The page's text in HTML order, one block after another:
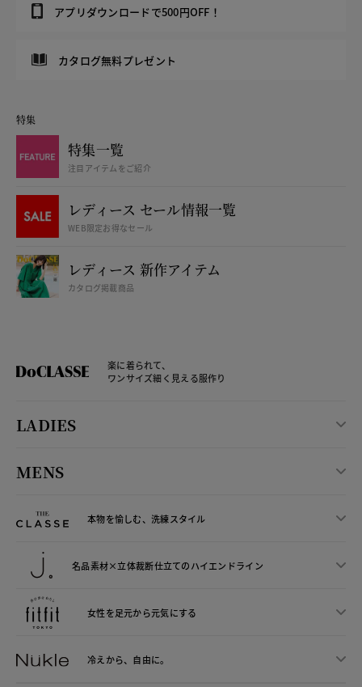
アプリダウンロードで500円OFF！
カタログ無料プレゼント
特集
特集一覧
注目アイテムをご紹介
レディース セール情報一覧
WEB限定お得なセール
レディース 新作アイテム
カタログ掲載商品
楽に着られて、
ワンサイズ細く見える服作り
LADIES
MENS
本物を愉しむ、洗練スタイル
名品素材×立体裁断仕立てのハイエンドライン
女性を足元から元気にする
冷えから、 自由に。